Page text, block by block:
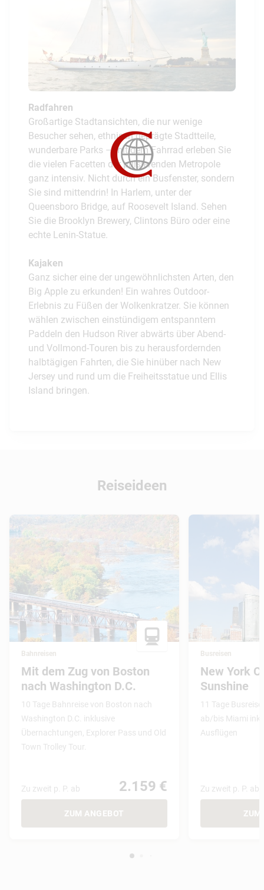
Radfahren
Großartige Stadtansichten, die nur wenige
Besucher sehen, ethnisch geprägte Stadtteile,
wunderbare Parks – mit dem Fahrrad erleben Sie
die vielen Facetten der pulsierenden Metropole
ganz intensiv. Nicht durch ein Busfenster, sondern
Sie sind mittendrin! In Harlem, unter der
Queensboro Bridge, auf Roosevelt Island. Sehen
Sie die Brooklyn Brewery, Clintons Büro oder eine
echte Lenin-Statue.
Kajaken
Ganz sicher eine der ungewöhnlichsten Arten, den
Big Apple zu erkunden! Ein wahres Outdoor-
Erlebnis zu Füßen der Wolkenkratzer. Sie können
wählen zwischen einstündigem entspanntem
Paddeln den Hudson River abwärts über Abend-
und Vollmond-Touren bis zu herausfordernden
halbtägigen Fahrten, die Sie hinüber nach New
Jersey und rund um die Freiheitsstatue und Ellis
Island bringen.
Reiseideen
© Amtrak
Bahnreisen
Mit dem Zug von Boston
nach Washington D.C.
10 Tage Bahnreise von Boston nach
Washington D.C. inklusive
Übernachtungen, Explorer Pass und Old
Town Trolley Tour.
Zu zweit p. P. ab 2.159 €
ZUM ANGEBOT
Busreisen
New York
Sunshine
11 Tage
ab/bis Miami
Ausflügen
Zu zweit p. P. ab
ZUM